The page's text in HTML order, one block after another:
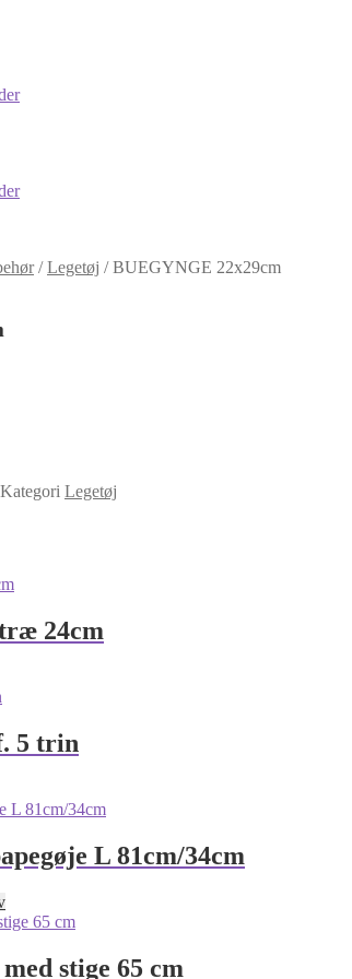
/Legetøj /BUEGYNGE 22x29cm
Kategori Legetøj
24cm
5 trin
L 81cm/34cm
stige 65 cm